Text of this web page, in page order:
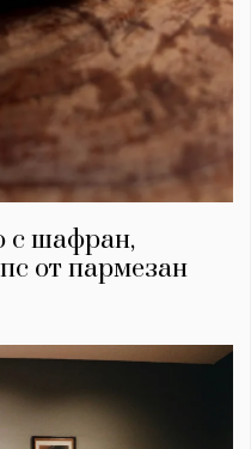
с шафран,
от пармезан